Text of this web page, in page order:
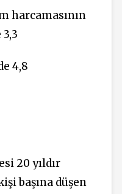
har­camasının
4,8
20 yıldır
başına düşen